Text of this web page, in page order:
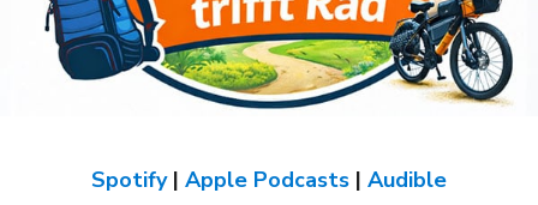
Spotify| Apple Podcasts | Audible